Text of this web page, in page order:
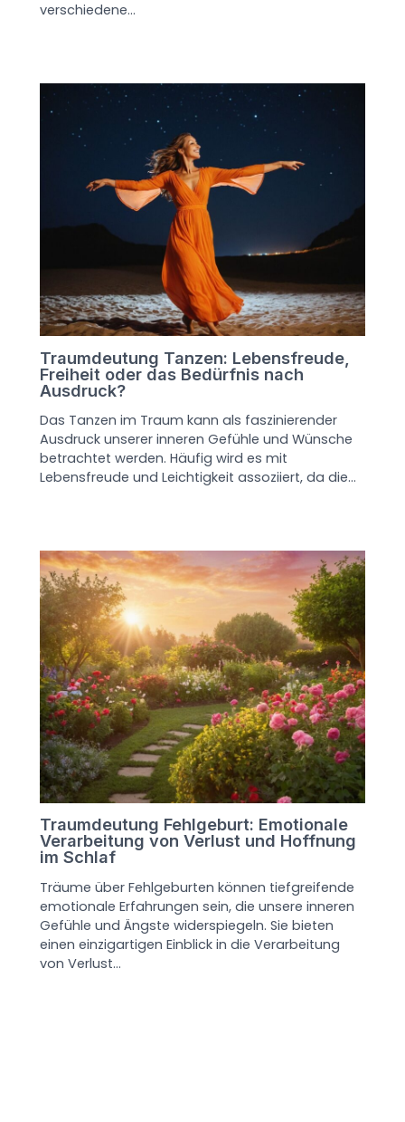
verschiedene…
Traumdeutung Tanzen: Lebensfreude,
Freiheit oder das Bedürfnis nach
Ausdruck?
Das Tanzen im Traum kann als faszinierender
Ausdruck unserer inneren Gefühle und Wünsche
betrachtet werden. Häufig wird es mit
Lebensfreude und Leichtigkeit assoziiert, da die…
Traumdeutung Fehlgeburt: Emotionale
Verarbeitung von Verlust und Hoffnung
im Schlaf
Träume über Fehlgeburten können tiefgreifende
emotionale Erfahrungen sein, die unsere inneren
Gefühle und Ängste widerspiegeln. Sie bieten
einen einzigartigen Einblick in die Verarbeitung
von Verlust…